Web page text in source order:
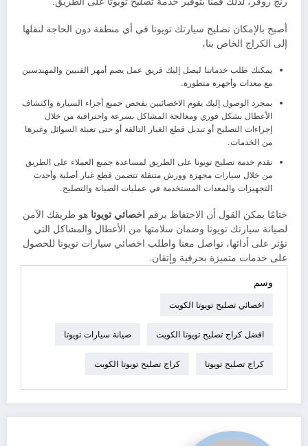
أصبح بالإمكان تصليح سيارتك تويوتا في أي منطقة دون الحاجة لنقلها
إلى الكراج الخاص بنا،
يمكنك طلب خدماتنا ليصل إليك فريق عمل يضم أمهر الفنيين والمهندسين
مع معدات وأجهزة متطورة.
بمجرد الوصول إليك يقوم الاخصائيين بفحص جميع أجزاء السيارة واكتشاف
الأعطال بشكل فوري ومعالجة المشاكل بسرعة واحترافية من خلال
إجراءات التصليح أو تبديل قطع الغيار التالفة أو حتى تعبئة السوائل وغيرها
من الخدمات.
نقدم خدمة تصليح تويوتا على الطريق لمساعدة جميع العملاء على الطريق
من خلال سيارات مجهزة وورش متنقلة تتضمن قطع غيار أصلية وأحدث
التجهيزات والمعدات المستخدمة في عمليات الصيانة والتصليح.
ختامًا يمكن القول أن الاحتفاظ برقم اخصائي تويوتا هو طريقك الآمن
لصيانة سيارتك تويوتا وضمان سلامتها من الأعطال والمشاكل التي
تؤثر على أدائها، تواصل معنا واطلب اخصائي سيارات تويوتا للحصول
على خدمات متميزة بحرفية وإتقان.
وسم
اخصائي تصليح تويوتا الكويت
افضل كراج تصليح تويوتا الكويت صيانة سيارات تويوتا
كراج تصليح تويوتا كراج تصليح تويوتا الكويت